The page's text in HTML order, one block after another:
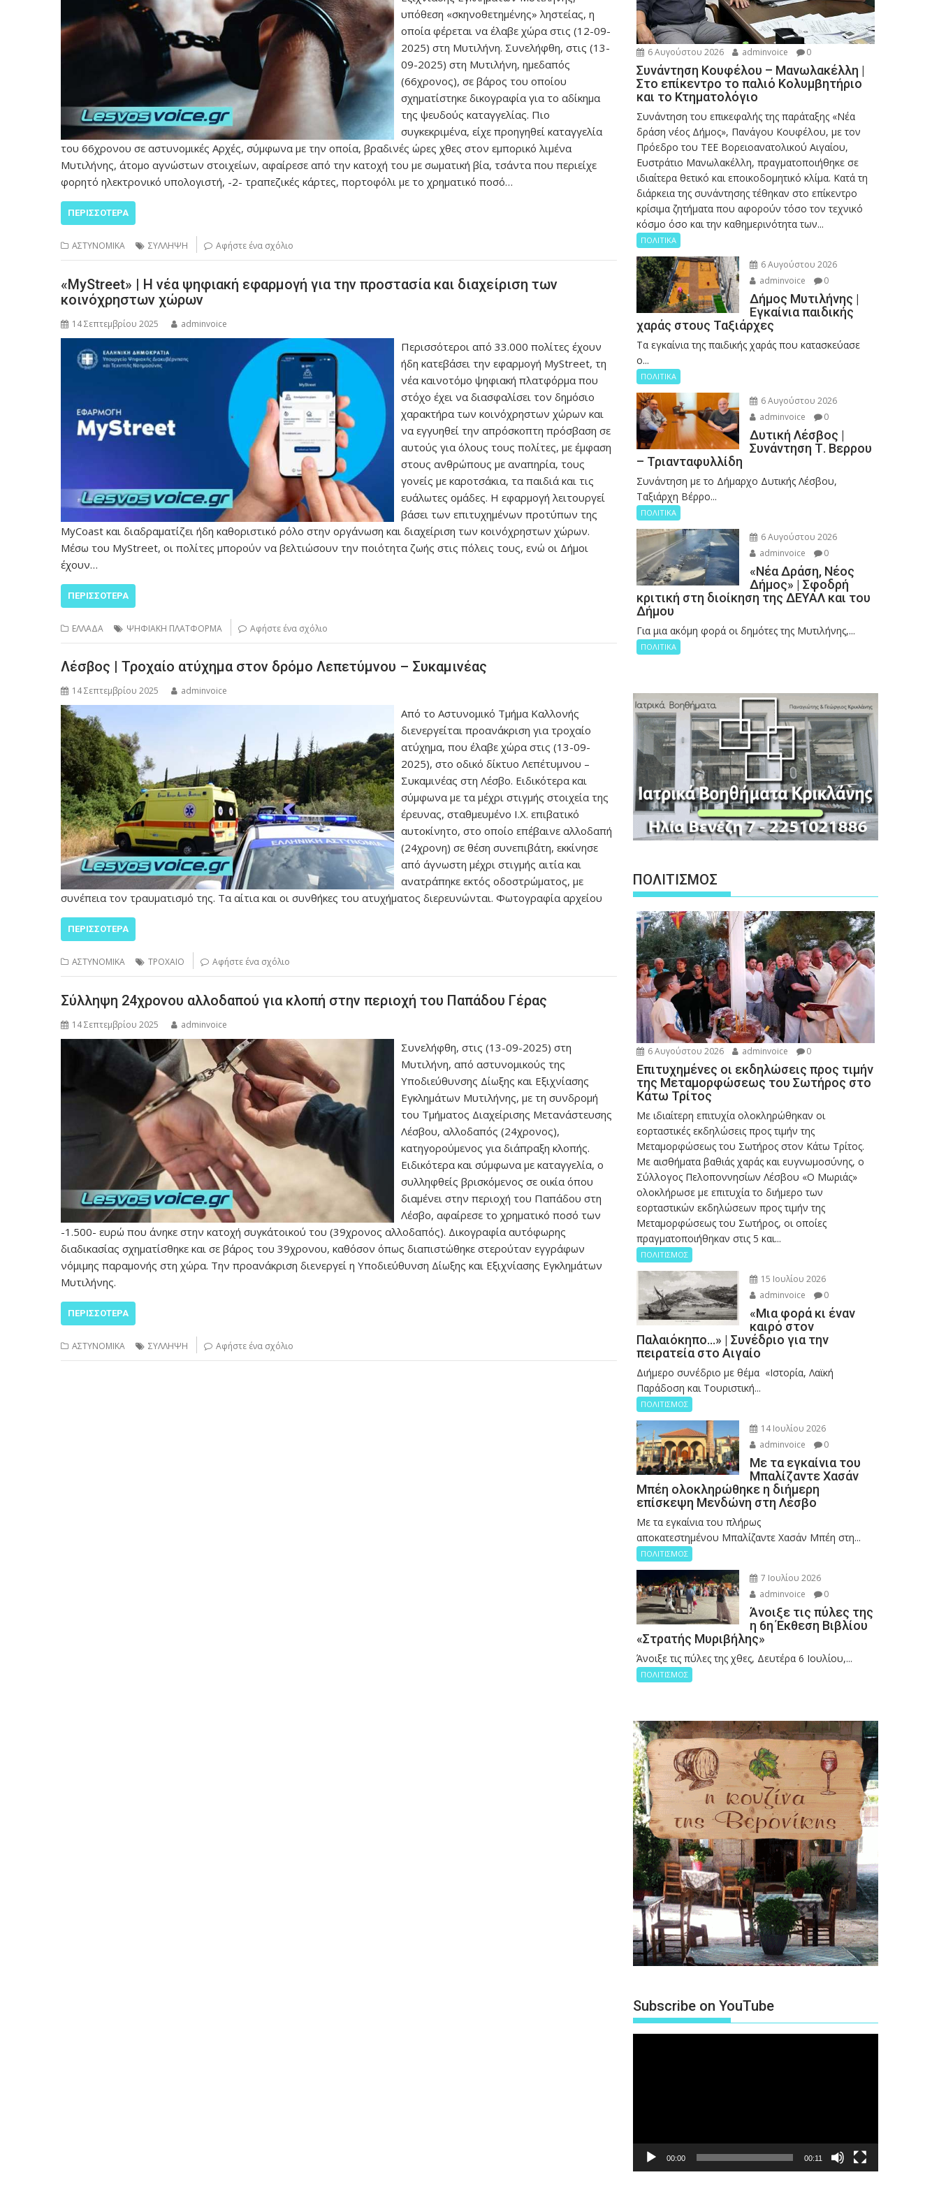
υπόθεση «σκηνοθετημένης» ληστείας, η
οποία φέρεται να έλαβε χώρα στις (12-09-
2025) στη Μυτιλήνη. Συνελήφθη, στις (13-
09-2025) στη Μυτιλήνη, ημεδαπός
(66χρονος), σε βάρος του οποίου
σχηματίστηκε δικογραφία για το αδίκημα
της ψευδούς καταγγελίας. Πιο
συγκεκριμένα, είχε προηγηθεί καταγγελία
του 66χρονου σε αστυνομικές Αρχές, σύμφωνα με την οποία, βραδινές ώρες χθες στον εμπορικό λιμένα
Μυτιλήνης, άτομο αγνώστων στοιχείων, αφαίρεσε από την κατοχή του με σωματική βία, τσάντα που περιείχε
φορητό ηλεκτρονικό υπολογιστή, -2- τραπεζικές κάρτες, πορτοφόλι με το χρηματικό ποσό…
ΠΕΡΙΣΣΌΤΕΡΑ
ΑΣΤΥΝΟΜΙΚΑ ΣΥΛΛΗΨΗ Αφήστε ένα σχόλιο
«MyStreet» | Η νέα ψηφιακή εφαρμογή για την προστασία και διαχείριση των
κοινόχρηστων χώρων
14 Σεπτεμβρίου 2025 adminvoice
Περισσότεροι από 33.000 πολίτες έχουν
ήδη κατεβάσει την εφαρμογή MyStreet, τη
νέα καινοτόμο ψηφιακή πλατφόρμα που
στόχο έχει να διασφαλίσει τον δημόσιο
χαρακτήρα των κοινόχρηστων χώρων και
να εγγυηθεί την απρόσκοπτη πρόσβαση σε
αυτούς για όλους τους πολίτες, με έμφαση
στους ανθρώπους με αναπηρία, τους
γονείς με καροτσάκια, τα παιδιά και τις
ευάλωτες ομάδες. Η εφαρμογή λειτουργεί
βάσει των επιτυχημένων προτύπων της
MyCoast και διαδραματίζει ήδη καθοριστικό ρόλο στην οργάνωση και διαχείριση των κοινόχρηστων χώρων.
Μέσω του MyStreet, οι πολίτες μπορούν να βελτιώσουν την ποιότητα ζωής στις πόλεις τους, ενώ οι Δήμοι
έχουν…
ΠΕΡΙΣΣΌΤΕΡΑ
ΕΛΛΑΔΑ ΨΗΦΙΑΚΗ ΠΛΑΤΦΟΡΜΑ Αφήστε ένα σχόλιο
Λέσβος | Τροχαίο ατύχημα στον δρόμο Λεπετύμνου – Συκαμινέας
14 Σεπτεμβρίου 2025 adminvoice
Από το Αστυνομικό Τμήμα Καλλονής
διενεργείται προανάκριση για τροχαίο
ατύχημα, που έλαβε χώρα στις (13-09-
2025), στο οδικό δίκτυο Λεπέτυμνου –
Συκαμινέας στη Λέσβο. Ειδικότερα και
σύμφωνα με τα μέχρι στιγμής στοιχεία της
έρευνας, σταθμευμένο Ι.Χ. επιβατικό
αυτοκίνητο, στο οποίο επέβαινε αλλοδαπή
(24χρονη) σε θέση συνεπιβάτη, εκκίνησε
από άγνωστη μέχρι στιγμής αιτία και
ανατράπηκε εκτός οδοστρώματος, με
συνέπεια τον τραυματισμό της. Τα αίτια και οι συνθήκες του ατυχήματος διερευνώνται. Φωτογραφία αρχείου
ΠΕΡΙΣΣΌΤΕΡΑ
ΑΣΤΥΝΟΜΙΚΑ ΤΡΟΧΑΙΟ Αφήστε ένα σχόλιο
Σύλληψη 24χρονου αλλοδαπού για κλοπή στην περιοχή του Παπάδου Γέρας
14 Σεπτεμβρίου 2025 adminvoice
Συνελήφθη, στις (13-09-2025) στη
Μυτιλήνη, από αστυνομικούς της
Υποδιεύθυνσης Δίωξης και Εξιχνίασης
Εγκλημάτων Μυτιλήνης, με τη συνδρομή
του Τμήματος Διαχείρισης Μετανάστευσης
Λέσβου, αλλοδαπός (24χρονος),
κατηγορούμενος για διάπραξη κλοπής.
Ειδικότερα και σύμφωνα με καταγγελία, ο
συλληφθείς βρισκόμενος σε οικία όπου
διαμένει στην περιοχή του Παπάδου στη
Λέσβο, αφαίρεσε το χρηματικό ποσό των
-1.500- ευρώ που άνηκε στην κατοχή συγκάτοικού του (39χρονος αλλοδαπός). Δικογραφία αυτόφωρης
διαδικασίας σχηματίσθηκε και σε βάρος του 39χρονου, καθόσον όπως διαπιστώθηκε στερούταν εγγράφων
νόμιμης παραμονής στη χώρα. Την προανάκριση διενεργεί η Υποδιεύθυνση Δίωξης και Εξιχνίασης Εγκλημάτων
Μυτιλήνης.
ΠΕΡΙΣΣΌΤΕΡΑ
ΑΣΤΥΝΟΜΙΚΑ ΣΥΛΛΗΨΗ Αφήστε ένα σχόλιο
6 Αυγούστου 2026 adminvoice 0
Συνάντηση Κουφέλου – Μανωλακέλλη |
Στο επίκεντρο το παλιό Κολυμβητήριο
και το Κτηματολόγιο
Συνάντηση του επικεφαλής της παράταξης «Νέα
δράση νέος Δήμος», Πανάγου Κουφέλου, με τον
Πρόεδρο του ΤΕΕ Βορειοανατολικού Αιγαίου,
Ευστράτιο Μανωλακέλλη, πραγματοποιήθηκε σε
ιδιαίτερα θετικό και εποικοδομητικό κλίμα. Κατά τη
διάρκεια της συνάντησης τέθηκαν στο επίκεντρο
κρίσιμα ζητήματα που αφορούν τόσο τον τεχνικό
κόσμο όσο και την καθημερινότητα των...
ΠΟΛΙΤΙΚΑ
6 Αυγούστου 2026
adminvoice
0
Δήμος Μυτιλήνης |
Εγκαίνια παιδικής
χαράς στους Ταξιάρχες
Tα εγκαίνια της παιδικής χαράς που κατασκεύασε
ο...
ΠΟΛΙΤΙΚΑ
6 Αυγούστου 2026
adminvoice
0
Δυτική Λέσβος |
Συνάντηση Τ. Βερρου
– Τριανταφυλλίδη
Συνάντηση με το Δήμαρχο Δυτικής Λέσβου,
Ταξιάρχη Βέρρο...
ΠΟΛΙΤΙΚΑ
6 Αυγούστου 2026
adminvoice
0
«Νέα Δράση, Νέος
Δήμος» | Σφοδρή
κριτική στη διοίκηση της ΔΕΥΑΛ και του
Δήμου
Για μια ακόμη φορά οι δημότες της Μυτιλήνης,...
ΠΟΛΙΤΙΚΑ
ΠΟΛΙΤΙΣΜΟΣ
6 Αυγούστου 2026 adminvoice 0
Επιτυχημένες οι εκδηλώσεις προς τιμήν
της Μεταμορφώσεως του Σωτήρος στο
Κάτω Τρίτος
Με ιδιαίτερη επιτυχία ολοκληρώθηκαν οι
εορταστικές εκδηλώσεις προς τιμήν της
Μεταμορφώσεως του Σωτήρος στον Κάτω Τρίτος.
Με αισθήματα βαθιάς χαράς και ευγνωμοσύνης, ο
Σύλλογος Πελοποννησίων Λέσβου «Ο Μωριάς»
ολοκλήρωσε με επιτυχία το διήμερο των
εορταστικών εκδηλώσεων προς τιμήν της
Μεταμορφώσεως του Σωτήρος, οι οποίες
πραγματοποιήθηκαν στις 5 και...
ΠΟΛΙΤΙΣΜΟΣ
15 Ιουλίου 2026
adminvoice
0
«Μια φορά κι έναν
καιρό στον
Παλαιόκηπο…» | Συνέδριο για την
πειρατεία στο Αιγαίο
Διήμερο συνέδριο με θέμα «Ιστορία, Λαϊκή
Παράδοση και Τουριστική...
ΠΟΛΙΤΙΣΜΟΣ
14 Ιουλίου 2026
adminvoice
0
Με τα εγκαίνια του
Μπαλίζαντε Χασάν
Μπέη ολοκληρώθηκε η διήμερη
επίσκεψη Μενδώνη στη Λέσβο
Με τα εγκαίνια του πλήρως
αποκατεστημένου Μπαλίζαντε Χασάν Μπέη στη...
ΠΟΛΙΤΙΣΜΟΣ
7 Ιουλίου 2026
adminvoice
0
Άνοιξε τις πύλες της
η 6η Έκθεση Βιβλίου
«Στρατής Μυριβήλης»
Άνοιξε τις πύλες της χθες, Δευτέρα 6 Ιουλίου,...
ΠΟΛΙΤΙΣΜΟΣ
Subscribe on YouTube
00:00 00:11